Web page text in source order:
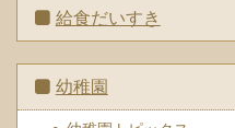
給食だいすき
幼稚園